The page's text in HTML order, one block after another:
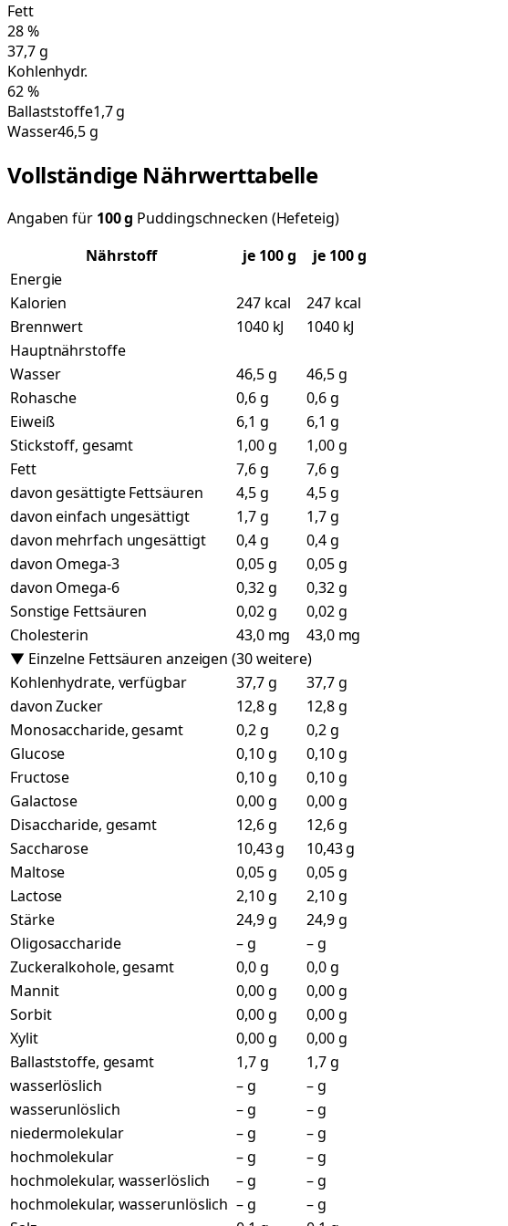
Fett
28%
37,7g
Kohlenhydr.
62%
Ballaststoffe1,7 g
Wasser46,5 g
Vollständige Nährwerttabelle
Angaben für 100g Puddingschnecken (Hefeteig)
Nährstoff
je 100g
je 100 g
Energie
Kalorien
247 kcal
247 kcal
Brennwert
1040 kJ
1040 kJ
Hauptnährstoffe
Wasser
46,5 g
46,5 g
Rohasche
0,6 g
0,6 g
Eiweiß
6,1 g
6,1 g
Stickstoff, gesamt
1,00 g
1,00 g
Fett
7,6 g
7,6 g
davon gesättigte Fettsäuren
4,5 g
4,5 g
davon einfach ungesättigt
1,7 g
1,7 g
davon mehrfach ungesättigt
0,4 g
0,4 g
davon Omega-3
0,05 g
0,05 g
davon Omega-6
0,32 g
0,32 g
Sonstige Fettsäuren
0,02 g
0,02 g
Cholesterin
43,0 mg
43,0 mg
▼ Einzelne Fettsäuren anzeigen (30 weitere)
Kohlenhydrate, verfügbar
37,7 g
37,7 g
davon Zucker
12,8 g
12,8 g
Monosaccharide, gesamt
0,2 g
0,2 g
Glucose
0,10 g
0,10 g
Fructose
0,10 g
0,10 g
Galactose
0,00 g
0,00 g
Disaccharide, gesamt
12,6 g
12,6 g
Saccharose
10,43 g
10,43 g
Maltose
0,05 g
0,05 g
Lactose
2,10 g
2,10 g
Stärke
24,9 g
24,9 g
Oligosaccharide
– g
– g
Zuckeralkohole, gesamt
0,0 g
0,0 g
Mannit
0,00 g
0,00 g
Sorbit
0,00 g
0,00 g
Xylit
0,00 g
0,00 g
Ballaststoffe, gesamt
1,7 g
1,7 g
wasserlöslich
– g
– g
wasserunlöslich
– g
– g
niedermolekular
– g
– g
hochmolekular
– g
– g
hochmolekular, wasserlöslich
– g
– g
hochmolekular, wasserunlöslich – g
– g